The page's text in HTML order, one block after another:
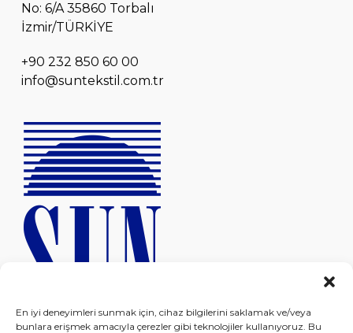
En iyi deneyimleri sunmak için, cihaz bilgilerini saklamak ve/veya
bunlara erişmek amacıyla çerezler gibi teknolojiler kullanıyoruz. Bu
No: 6/A 35860 Torbalı
İzmir/TÜRKİYE
+90 232 850 60 00
info@suntekstil.com.tr